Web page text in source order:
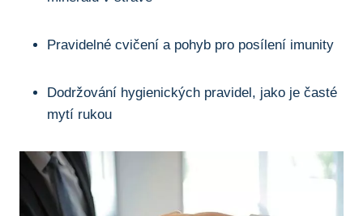
Pravidelné cvičení a ⁢pohyb pro posílení imunity
Dodržování hygienických pravidel, jako je​ časté
mytí rukou